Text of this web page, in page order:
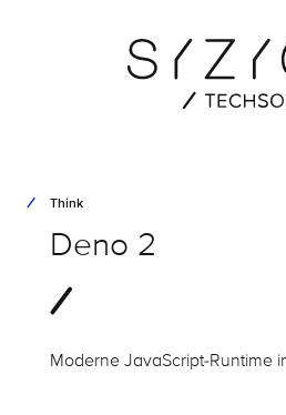
Think
Deno 2
Moderne JavaScript-Runtime